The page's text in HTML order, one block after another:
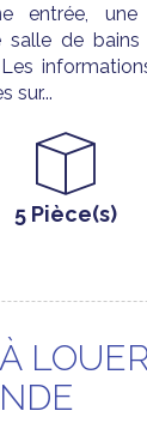
entrée,
salle de
sur...
5 Pièce(s)